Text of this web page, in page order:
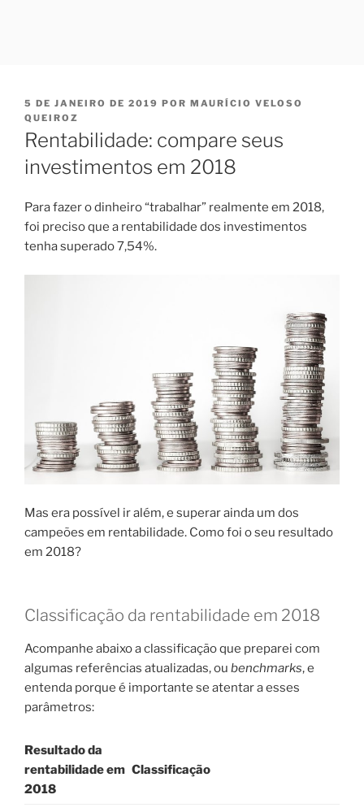
PUBLICADO
EM
5 DE JANEIRO DE 2019 POR MAURÍCIO VELOSO
QUEIROZ
Rentabilidade: compare seus
investimentos em 2018
Para fazer o dinheiro “trabalhar” realmente em 2018,
foi preciso que a rentabilidade dos investimentos
tenha superado 7,54%.
Mas era possível ir além, e superar ainda um dos
campeões em rentabilidade. Como foi o seu resultado
em 2018?
Classificação da rentabilidade em 2018
Acompanhe abaixo a classificação que preparei com
algumas referências atualizadas, ou benchmarks, e
entenda porque é importante se atentar a esses
parâmetros:
Resultado da
rentabilidade em
2018
Classificação